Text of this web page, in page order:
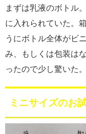
まずは乳液のボトル
に入れられていた。
うにボトル全体がビ
み、もしくは包装は
ったので少し驚いた。
ミニサイズのお